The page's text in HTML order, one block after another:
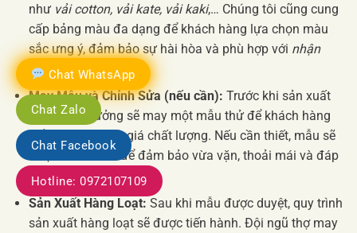
Chat WhatsApp
Chat Zalo
Chat Facebook
Hotline: 0972107109
như vải cotton, vải kate, vải kaki,… Chúng tôi cũng cung
cấp bảng màu đa dạng để khách hàng lựa chọn màu
sắc ưng ý, đảm bảo sự hài hòa và phù hợp với nhận
diện thương hiệu
May Mẫu và Chỉnh Sửa (nếu cần): Trước khi sản xuất
hàng loạt, xưởng sẽ may một mẫu thử để khách hàng
kiểm tra và đánh giá chất lượng. Nếu cần thiết, mẫu sẽ
được chỉnh sửa để đảm bảo vừa vặn, thoải mái và đáp
ứng đúng yêu cầu.
Sản Xuất Hàng Loạt: Sau khi mẫu được duyệt, quy trình
sản xuất hàng loạt sẽ được tiến hành. Đội ngũ thợ may